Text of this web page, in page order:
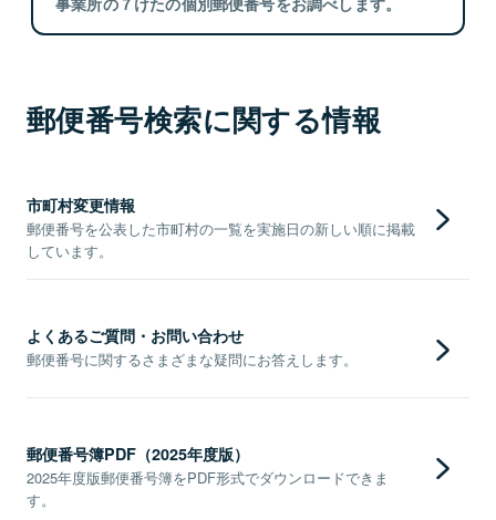
郵便番号検索に関する情報
市町村変更情報
郵便番号を公表した市町村の一覧を実施日の新しい順に掲載
しています。
よくあるご質問・お問い合わせ
郵便番号に関するさまざまな疑問にお答えします。
郵便番号簿PDF（2025年度版）
2025年度版郵便番号簿をPDF形式でダウンロードできま
す。